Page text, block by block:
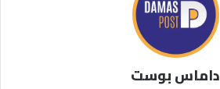
داماس بوست